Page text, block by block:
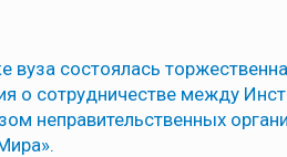
вуза состоялась
о сотрудничестве между
неправительственных